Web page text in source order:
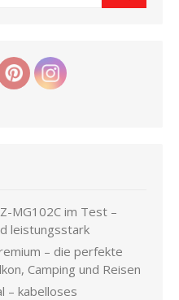
MG102C im Test –
leistungsstark
– die perfekte
Camping und Reisen
– kabelloses